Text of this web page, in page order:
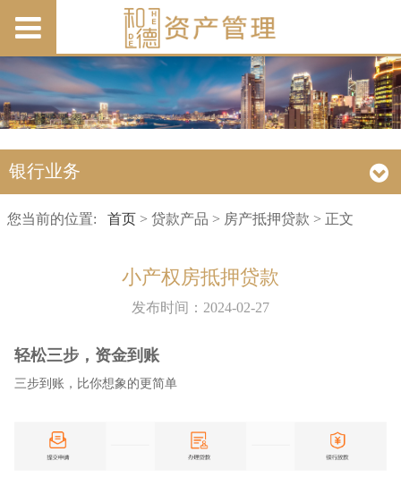
银行业务
您当前的位置: 首页> 贷款产品 > 房产抵押贷款 > 正文
小产权房抵押贷款
发布时间：2024-02-27
轻松三步，资金到账
三步到账，比你想象的更简单